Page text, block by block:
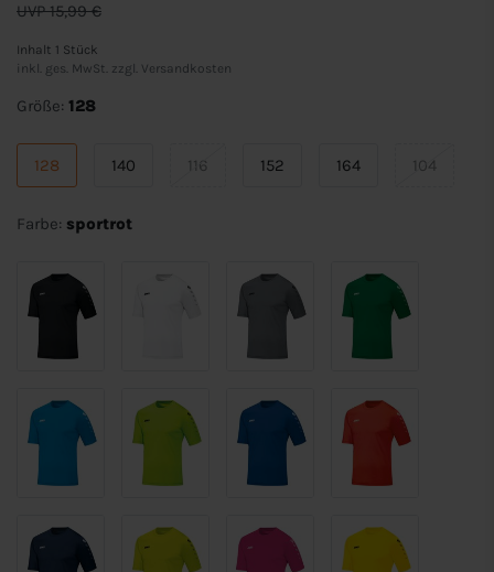
UVP 15,99 €
Inhalt 1 Stück
inkl. ges. MwSt. zzgl.
Versandkosten
Größe: 128
128 140 116 152 164 104
Farbe: sportrot